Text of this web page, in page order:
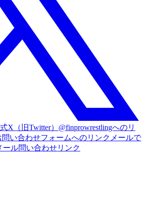
X（旧Twitter）@finprowrestlingへのリ
問い合わせフォームへのリンク メールで
ル問い合わせリンク